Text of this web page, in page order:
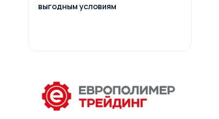
выгодным условиям
сделки